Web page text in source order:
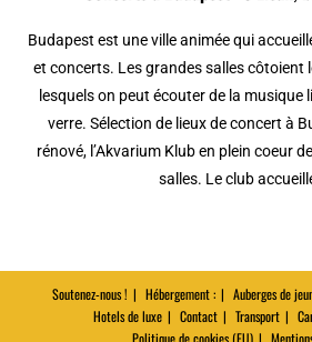
Budapest est une ville animée qui
et concerts. Les grandes salles côtoient
lesquels on peut écouter de la
verre. Sélection de lieux de concert à
rénové, l’Akvarium Klub en plein coeur
salles. Le club
Soutenez-nous ! Hébergement : Auberges de
Hotels de luxe
Contact Transport
Politique de cookies (EU)